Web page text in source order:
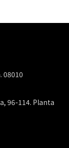
08010
96-114. Planta